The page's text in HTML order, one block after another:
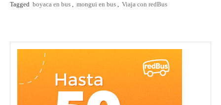
Tagged boyaca en bus , mongui en bus , Viaja con redBus